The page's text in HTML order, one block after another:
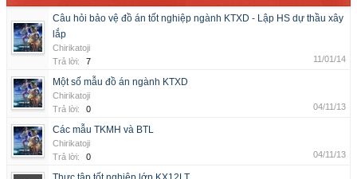
Câu hỏi bảo vệ đồ án tốt nghiệp ngành KTXD - Lập HS dự thầu xây
lắp
Chirikatoji
Trả lời:
7 11/01/14
Một số mẫu đồ án ngành KTXD
Chirikatoji
Trả lời:
0 04/11/13
Các mẫu TKMH và BTL
Chirikatoji
Trả lời:
0 04/11/13